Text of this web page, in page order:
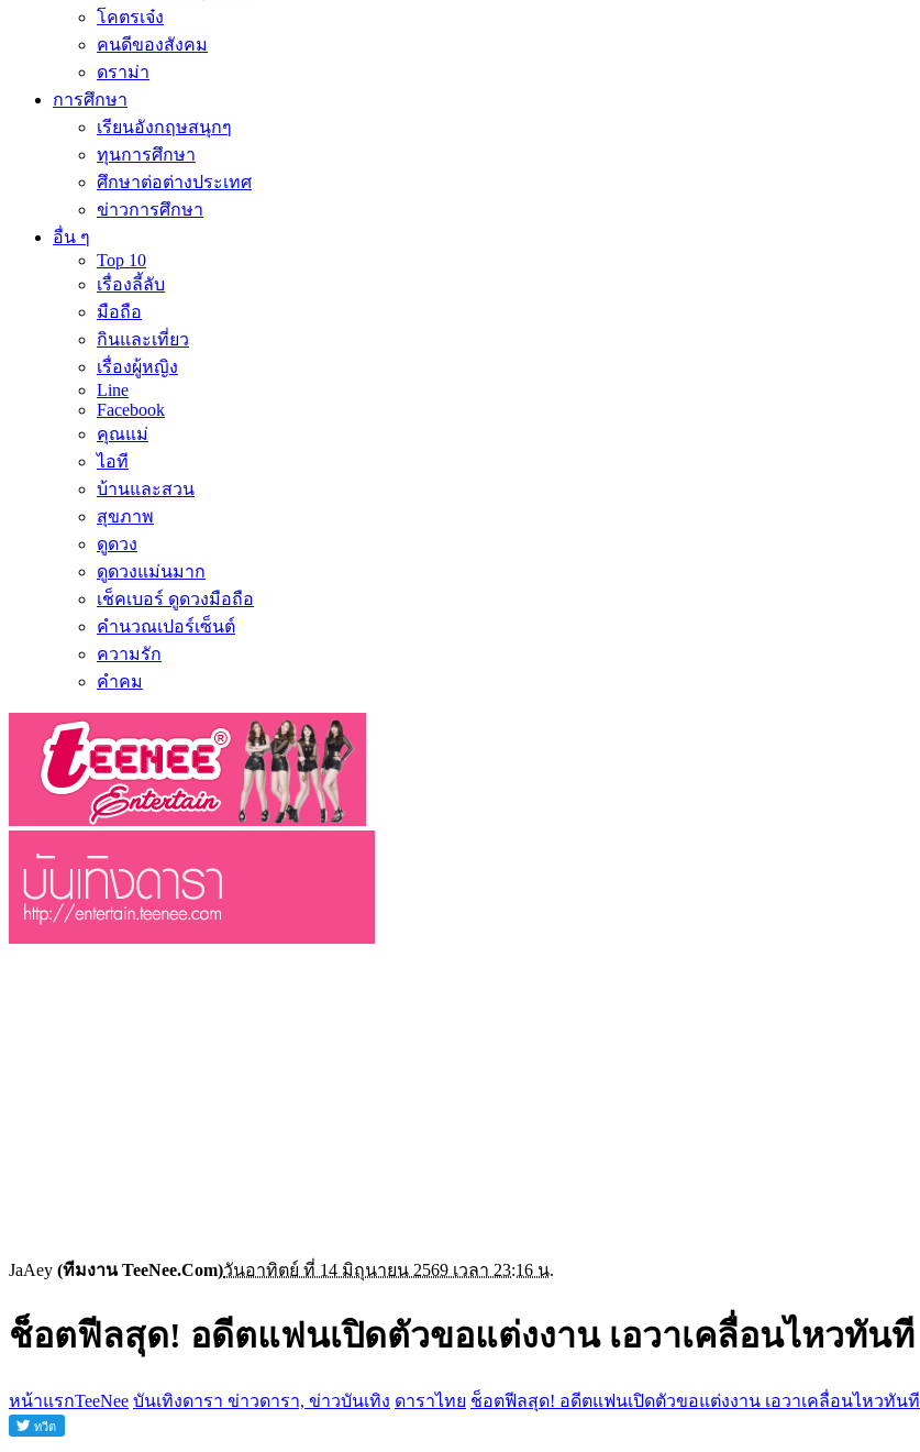
โคตรเจ๋ง
คนดีของสังคม
ดราม่า
การศึกษา
เรียนอังกฤษสนุกๆ
ทุนการศึกษา
ศึกษาต่อต่างประเทศ
ข่าวการศึกษา
อื่น ๆ
Top 10
เรื่องลี้ลับ
มือถือ
กินและเที่ยว
เรื่องผู้หญิง
Line
Facebook
คุณแม่
ไอที
บ้านและสวน
สุขภาพ
ดูดวง
ดูดวงแม่นมาก
เช็คเบอร์ ดูดวงมือถือ
คำนวณเปอร์เซ็นต์
ความรัก
คำคม
JaAey (ทีมงาน TeeNee.Com)วันอาทิตย์ ที่ 14 มิถุนายน 2569 เวลา 23:16 น.
ช็อตฟีลสุด! อดีตแฟนเปิดตัวขอแต่งงาน เอวาเคลื่อนไหวทันที
หน้าแรกTeeNee บันเทิงดารา ข่าวดารา, ข่าวบันเทิง ดาราไทย ช็อตฟีลสุด! อดีตแฟนเปิดตัวขอแต่งงาน เอวาเคลื่อนไหวทันที